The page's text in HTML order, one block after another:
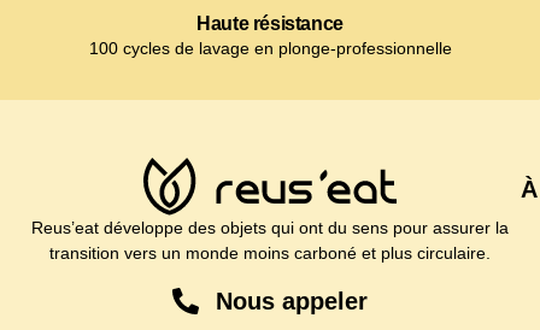
Haute résistance
100 cycles de lavage en plonge-professionnelle
Reus’eat développe des objets qui ont du sens pour assurer la
transition vers un monde moins carboné et plus circulaire.
Nous appeler